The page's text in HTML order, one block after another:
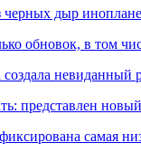
черных дыр
обновок, в том
невиданный
представлен
самая